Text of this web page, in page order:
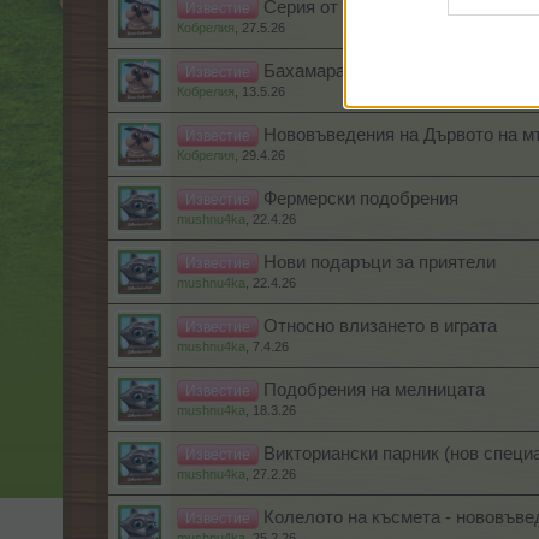
Известие Серия от стикери - сезони
Кобрелия 27.5.26
Известие Бахамарама - нововъведения
Кобрелия 13.5.26
Известие Нововъведения на Дървото на
Кобрелия 29.4.26
Известие Фермерски подобрения
mushnu4ka 22.4.26
Известие Нови подаръци за приятели
mushnu4ka 22.4.26
Известие Относно влизането в играта
mushnu4ka 7.4.26
Известие Подобрения на мелницата
mushnu4ka 18.3.26
Известие Викториански парник (нов
mushnu4ka 27.2.26
Известие Колелото на късмета -